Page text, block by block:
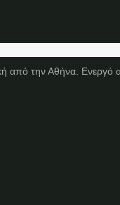
από την Αθήνα. Ενεργό